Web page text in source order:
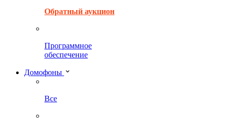
Обратный аукцион
Программное
обеспечение
Домофоны
Все